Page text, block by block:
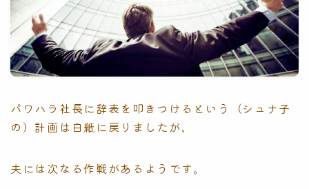
パワハラ社長に辞表を叩きつけるという（シュナ子
の）計画は白紙に戻りましたが、
夫には次なる作戦があるようです。